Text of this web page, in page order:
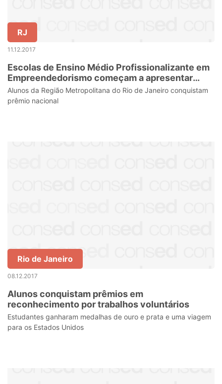
RJ
11.12.2017
Escolas de Ensino Médio Profissionalizante em
Empreendedorismo começam a apresentar
resultados
Alunos da Região Metropolitana do Rio de Janeiro conquistam
prêmio nacional
Rio de Janeiro
08.12.2017
Alunos conquistam prêmios em
reconhecimento por trabalhos voluntários
Estudantes ganharam medalhas de ouro e prata e uma viagem
para os Estados Unidos